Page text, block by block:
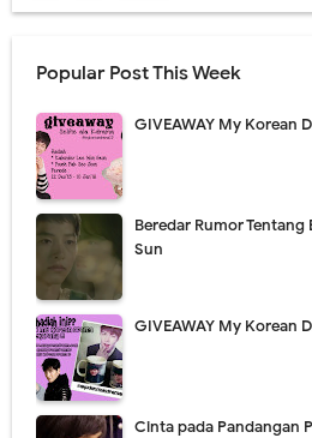
Popular Post This Week
GIVEAWAY My Korean
Beredar Rumor
Sun
GIVEAWAY My Korean
Cinta pada Pandangan